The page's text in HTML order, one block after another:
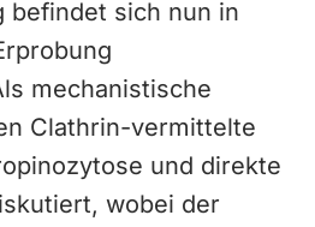
befindet sich nun in
mechanistische
Clathrin-vermittelte
und direkte
wobei der